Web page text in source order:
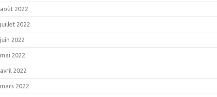
août 2022
juillet 2022
juin 2022
mai 2022
avril 2022
mars 2022